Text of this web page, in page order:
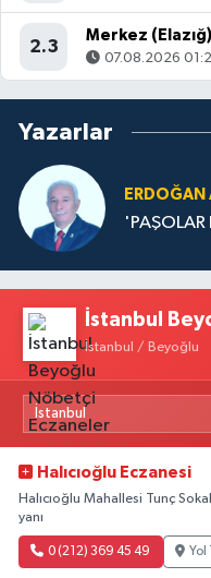
2.3
Merkez (Elazığ)
07.08.2026
Yazarlar
ERDOĞAN
'PAŞOLAR
İstanbul
İstanbul / Beyoğlu
Halıcıoğlu Eczanesi
Halıcıoğlu Mahallesi Tunç
yanı
0 (212) 369 45 49 Yol